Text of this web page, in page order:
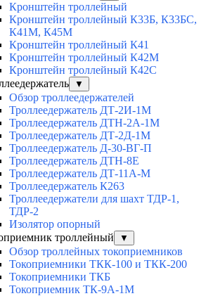
Кронштейн троллейный
Кронштейн троллейный К33Б, К33БС,
К41М, К45М
Кронштейн троллейный К41
Кронштейн троллейный К42М
Кронштейн троллейный К42С
▼
Обзор троллеедержателей
Троллеедержатель ДТ-2И-1М
Троллеедержатель ДТН-2А-1М
Троллеедержатель ДТ-2Д-1М
Троллеедержатель Д-30-ВГ-П
Троллеедержатель ДТН-8Е
Троллеедержатель ДТ-11А-М
Троллеедержатель К263
Троллеедержатели для шахт ТДР-1,
ТДР-2
Изолятор опорный
троллейный
▼
Обзор троллейных токоприемников
Токоприемники ТКК-100 и ТКК-200
Токоприемники ТКБ
Токоприемник ТК-9А-1М